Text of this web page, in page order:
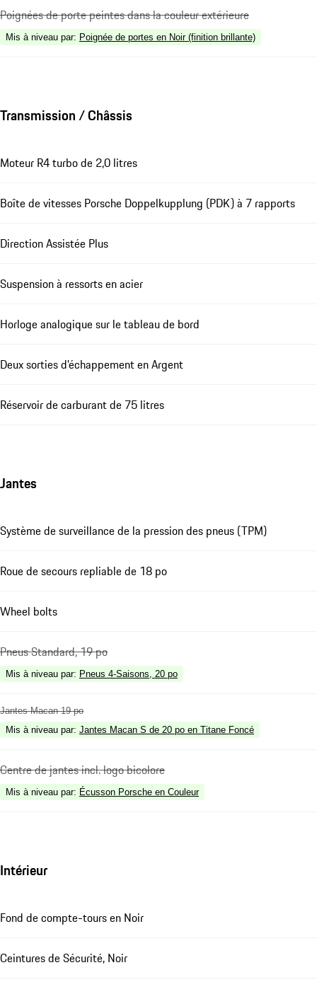
Poignées de porte peintes dans la couleur extérieure
Mis à niveau par: Poignée de portes en Noir (finition brillante)
Transmission / Châssis
Moteur R4 turbo de 2,0 litres
Boîte de vitesses Porsche Doppelkupplung (PDK) à 7 rapports
Direction Assistée Plus
Suspension à ressorts en acier
Horloge analogique sur le tableau de bord
Deux sorties d'échappement en Argent
Réservoir de carburant de 75 litres
Jantes
Système de surveillance de la pression des pneus (TPM)
Roue de secours repliable de 18 po
Wheel bolts
Pneus Standard, 19 po
Mis à niveau par: Pneus 4-Saisons, 20 po
Jantes Macan 19 po
Mis à niveau par: Jantes Macan S de 20 po en Titane Foncé
Centre de jantes incl. logo bicolore
Mis à niveau par: Écusson Porsche en Couleur
Intérieur
Fond de compte-tours en Noir
Ceintures de Sécurité, Noir